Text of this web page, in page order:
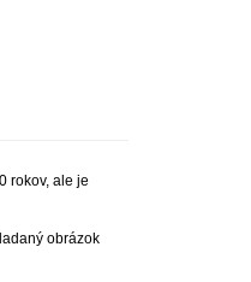
rokov, ale je
obrázok